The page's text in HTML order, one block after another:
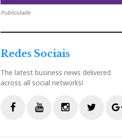
Publicidade
Redes Sociais
The latest business news delivered
across all social networks!
a
o
n
w
o